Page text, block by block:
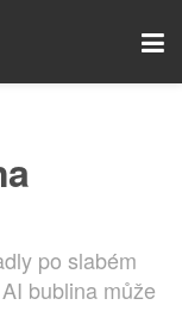
po slabém
bublina může